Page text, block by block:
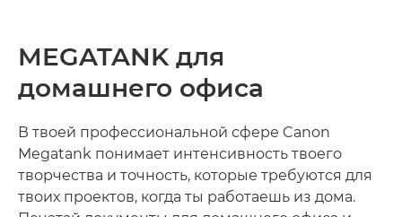
MEGATANK для
домашнего офиса
В твоей профессиональной сфере Canon
Megatank понимает интенсивность твоего
творчества и точность, которые требуются для
твоих проектов, когда ты работаешь из дома.